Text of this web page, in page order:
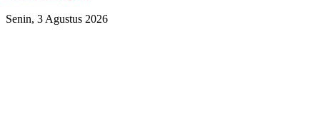
Senin, 3 Agustus 2026